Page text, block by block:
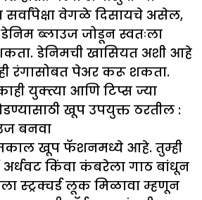
सर्वांपेक्षा वेगळे दिसायचे असेल,
ब्लाउज जोडून स्वतःला
डेनिमची खासियत अशी आहे
रंगासोबत पेअर करू शकता.
युक्त्या आणि टिप्स ज्या
खूप उपयुक्त ठरतील :
बनवा
खूप फॅशनमध्ये आहे. तुम्ही
अर्धवट किंवा कंबरेला गाठ बांधून
स्ट्रक्चर्ड लूक मिळावा म्हणून